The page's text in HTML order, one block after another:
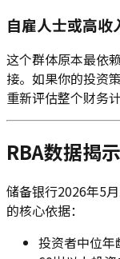
自雇人士或高收
这个群体原本最依
接。如果你的投资
重新评估整个财务计
RBA数据揭
储备银行2026年5
的核心依据：
投资者中位年